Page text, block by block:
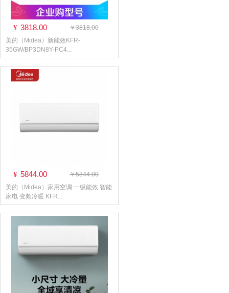
¥ 3818.00
￥3818.00
美的（Midea）新能效KFR-
35GW/BP3DN8Y-PC4...
¥ 5844.00
￥5844.00
美的（Midea）家用空调 一级能效 智能
家电 变频冷暖 KFR...